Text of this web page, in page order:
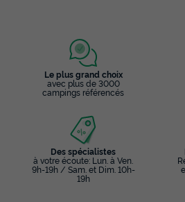
MOBILHOME 6 personnes
- 36m²- 2 chambres
Le plus grand choix
avec plus de 3000
campings référencés
Des spécialistes
à votre écoute: Lun. à Ven.
9h-19h / Sam. et Dim. 10h-
19h